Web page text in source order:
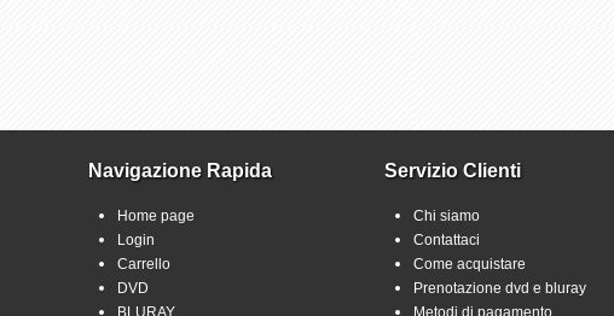
Navigazione Rapida
Home page
Login
Carrello
DVD
BLURAY
Servizio Clienti
Chi siamo
Contattaci
Come acquistare
Prenotazione dvd e bluray
Metodi di pagamento